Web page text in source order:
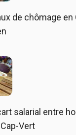
de chômage en
salarial entre
Vert